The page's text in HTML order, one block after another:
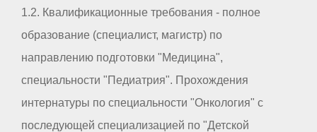
1.2. Квалификационные требования - полное
образование (специалист, магистр) по
направлению подготовки "Медицина",
специальности "Педиатрия". Прохождения
интернатуры по специальности "Онкология" с
последующей специализацией по "Детской